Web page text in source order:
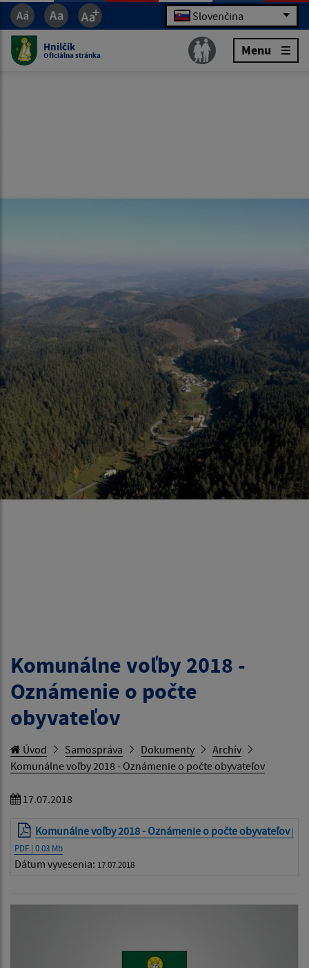
Slovenčina
Hnilčík
Oficiálna stránka Menu
Komunálne voľby 2018 -
Oznámenie o počte
obyvateľov
Úvod Samospráva Dokumenty
Archív
Komunálne voľby 2018 - Oznámenie o počte obyvateľov
17.07.2018
Komunálne voľby 2018 - Oznámenie o počte obyvateľov|
PDF | 0.03 Mb
Dátum vyvesenia: 17.07.2018